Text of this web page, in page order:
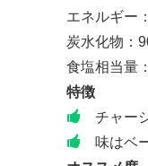
エネルギー
炭水化物：
食塩相当量
特徴
チャー
味はベ